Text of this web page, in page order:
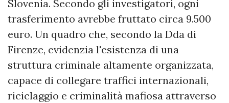
Slovenia. Secondo gli investigatori, ogni
trasferimento avrebbe fruttato circa 9.500
euro. Un quadro che, secondo la Dda di
Firenze, evidenzia l'esistenza di una
struttura criminale altamente organizzata,
capace di collegare traffici internazionali,
riciclaggio e criminalità mafiosa attraverso